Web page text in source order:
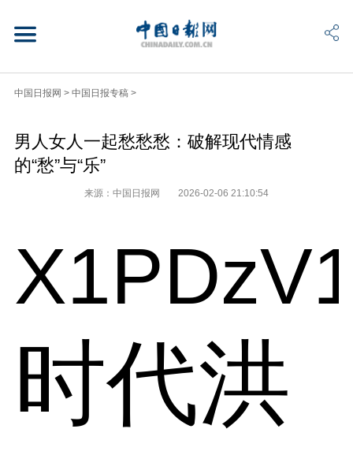
中国日报网 > 中国日报专稿 >
男人女人一起愁愁愁：破解现代情感
的“愁”与“乐”
来源：中国日报网 2026-02-06 21:10:54
时代洪